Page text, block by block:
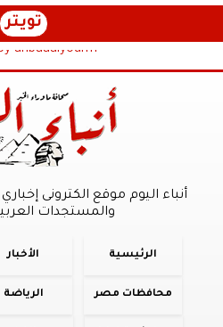
تويتر
anbaaalyoum1
أنباء اليوم موقع الكترونى
والمستجدات
الرئيسية الأخبار
محافظات مصر الرياضة